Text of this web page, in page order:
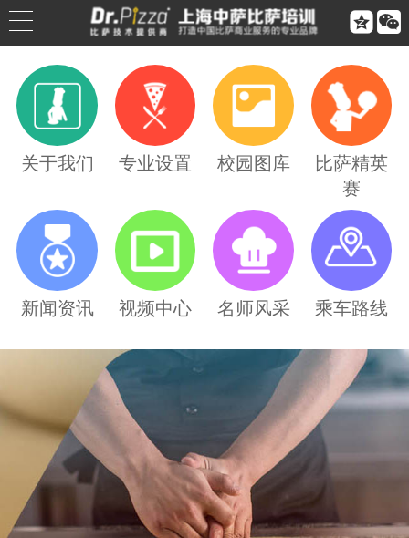


公司简介
公司荣誉
联系我们
合作伙伴
乘车路线
关于我们 专业设置 校园图库
比萨精英
赛
新闻资讯 视频中心 名师风采 乘车路线
Dr.Pizza2026第三季度培训课程排期：从0
2026/7/13
从饼底到堡胚：披萨店の手工基因——汉堡增